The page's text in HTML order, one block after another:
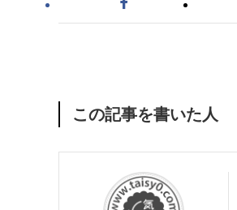
この記事を書いた人